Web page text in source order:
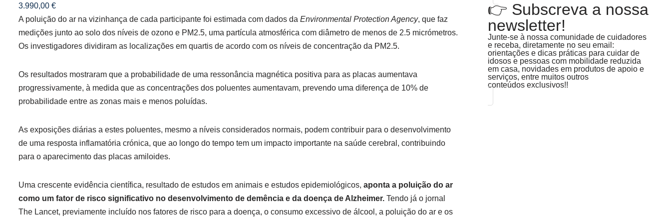
3.990,00 €
A poluição do ar na vizinhança de cada participante foi estimada com dados da Environmental Protection Agency, que faz
medições junto ao solo dos níveis de ozono e PM2.5, uma partícula atmosférica com diâmetro de menos de 2.5 micrómetros.
Os investigadores dividiram as localizações em quartis de acordo com os níveis de concentração da PM2.5.
Os resultados mostraram que a probabilidade de uma ressonância magnética positiva para as placas aumentava
progressivamente, à medida que as concentrações dos poluentes aumentavam, prevendo uma diferença de 10% de
probabilidade entre as zonas mais e menos poluídas.
As exposições diárias a estes poluentes, mesmo a níveis considerados normais, podem contribuir para o desenvolvimento
de uma resposta inflamatória crónica, que ao longo do tempo tem um impacto importante na saúde cerebral, contribuindo
para o aparecimento das placas amiloides.
Uma crescente evidência científica, resultado de estudos em animais e estudos epidemiológicos, aponta a poluição do ar
como um fator de risco significativo no desenvolvimento de demência e da doença de Alzheimer. Tendo já o jornal
The Lancet, previamente incluído nos fatores de risco para a doença, o consumo excessivo de álcool, a poluição do ar e os
👉 Subscreva a nossa
newsletter!
Junte-se à nossa comunidade de cuidadores
e receba, diretamente no seu email:
orientações e dicas práticas para cuidar de
idosos e pessoas com mobilidade reduzida
em casa, novidades em produtos de apoio e
serviços, entre muitos outros
conteúdos exclusivos!!